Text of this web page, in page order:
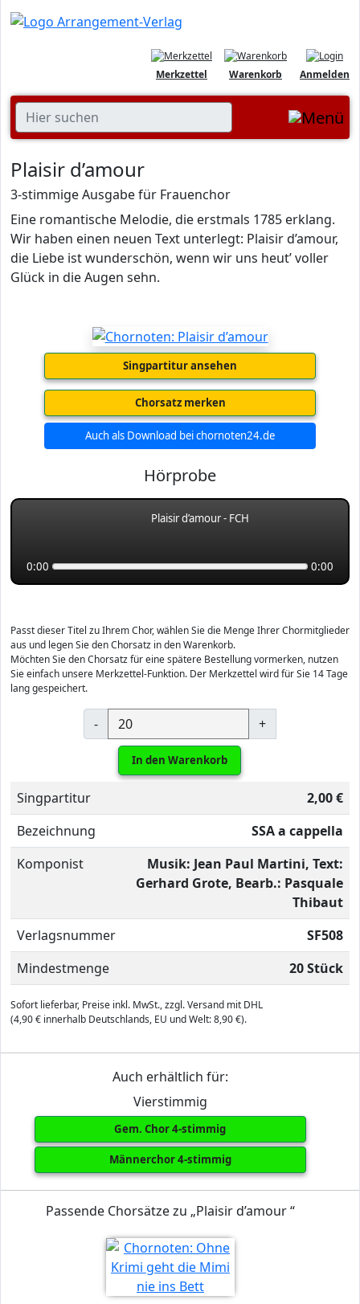
Anmelden
Warenkorb
Merkzettel
Plaisir d’amour
3-stimmige Ausgabe für Frauenchor
Eine romantische Melodie, die erstmals 1785 erklang.
Wir haben einen neuen Text unterlegt: Plaisir d’amour,
die Liebe ist wunderschön, wenn wir uns heut’ voller
Glück in die Augen sehn.
Singpartitur ansehen
Chorsatz merken
Auch als Download bei chornoten24.de
Hörprobe
Plaisir d’amour - FCH
0:00 0:00
Passt dieser Titel zu Ihrem Chor, wählen Sie die Menge Ihrer Chormitglieder
aus und legen Sie den Chorsatz in den Warenkorb.
Möchten Sie den Chorsatz für eine spätere Bestellung vormerken, nutzen
Sie einfach unsere Merkzettel-Funktion. Der Merkzettel wird für Sie 14 Tage
lang gespeichert.
- +
In den Warenkorb
Singpartitur
2,00 €
Bezeichnung
SSA a cappella
Komponist
Musik: Jean Paul Martini, Text:
Gerhard Grote, Bearb.: Pasquale
Thibaut
Verlagsnummer
SF508
Mindestmenge
20 Stück
Sofort lieferbar, Preise inkl. MwSt., zzgl. Versand mit DHL
(4,90 € innerhalb Deutschlands, EU und Welt: 8,90 €).
Auch erhältlich für:
Vierstimmig
Gem. Chor 4-stimmig
Männerchor 4-stimmig
Passende Chorsätze zu „Plaisir d’amour “